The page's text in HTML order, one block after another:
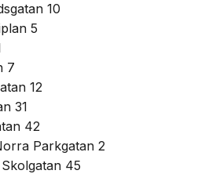
10
5
7
12
31
42
Parkgatan 2
45